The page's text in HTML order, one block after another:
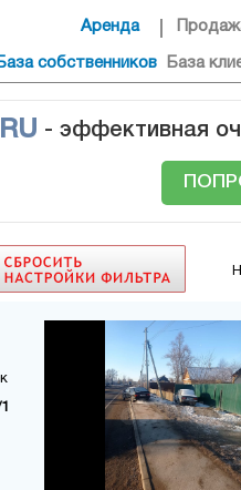
Аренда
собственников База
- эффективная